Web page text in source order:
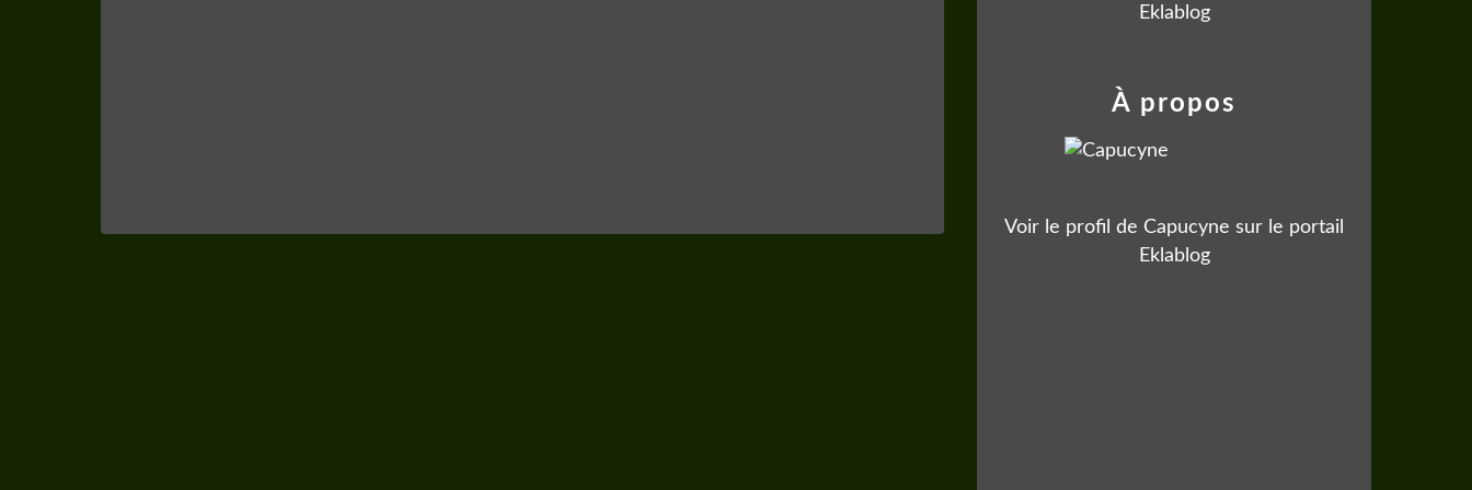
Eklablog
À propos
Voir le profil de Capucyne sur le portail
Eklablog